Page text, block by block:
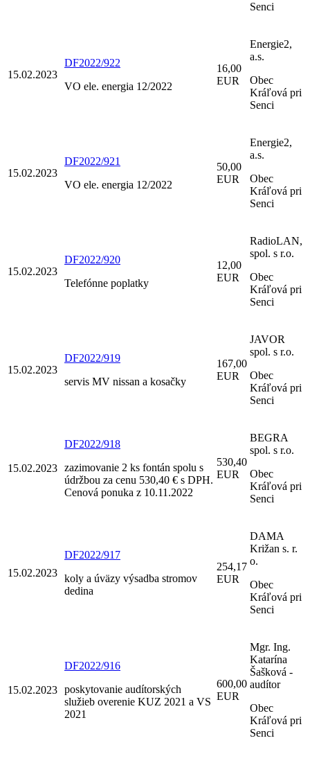
Senci
15.02.2023
DF2022/922
VO ele. energia 12/2022
16,00
EUR
Energie2,
a.s.
Obec
Kráľová pri
Senci
15.02.2023
DF2022/921
VO ele. energia 12/2022
50,00
EUR
Energie2,
a.s.
Obec
Kráľová pri
Senci
15.02.2023
DF2022/920
Telefónne poplatky
12,00
EUR
RadioLAN,
spol. s r.o.
Obec
Kráľová pri
Senci
15.02.2023
DF2022/919
servis MV nissan a kosačky
167,00
EUR
JAVOR
spol. s r.o.
Obec
Kráľová pri
Senci
15.02.2023
DF2022/918
zazimovanie 2 ks fontán spolu s
údržbou za cenu 530,40 € s DPH.
Cenová ponuka z 10.11.2022
530,40
EUR
BEGRA
spol. s r.o.
Obec
Kráľová pri
Senci
15.02.2023
DF2022/917
koly a úväzy výsadba stromov
dedina
254,17
EUR
DAMA
Križan s. r.
o.
Obec
Kráľová pri
Senci
15.02.2023
DF2022/916
poskytovanie audítorských
služieb overenie KUZ 2021 a VS
2021
600,00
EUR
Mgr. Ing.
Katarína
Šašková -
audítor
Obec
Kráľová pri
Senci